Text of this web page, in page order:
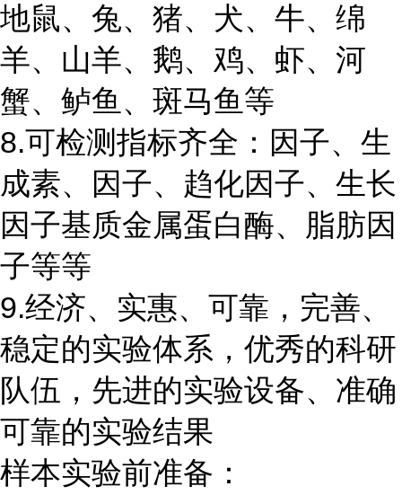
地鼠、兔、猪、犬、牛、绵
羊、山羊、鹅、鸡、虾、河
蟹、鲈鱼、斑马鱼等
8.可检测指标齐全：因子、生
成素、因子、趋化因子、生长
因子基质金属蛋白酶、脂肪因
子等等
9.经济、实惠、可靠，完善、
稳定的实验体系，优秀的科研
队伍，先进的实验设备、准确
可靠的实验结果
样本实验前准备：